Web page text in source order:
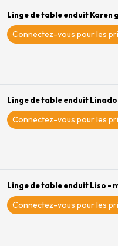
Linge de table enduit Karen
Connectez-vous pour les
Linge de table enduit
Connectez-vous pour les
Linge de table enduit Liso -
Connectez-vous pour les